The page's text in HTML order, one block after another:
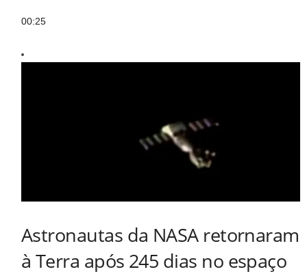
00:25
Astronautas da NASA retornaram
à Terra após 245 dias no espaço